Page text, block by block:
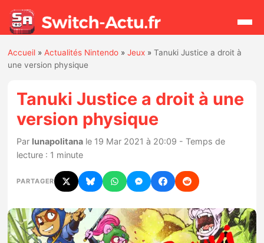
Actualités
Jeux
Hardware
Chiffres de ventes
Accueil »Actualités Nintendo »Jeux »Tanuki Justice a droit à
une version physique
Tanuki Justice a droit à une
version physique
Par lunapolitana le 19 Mar 2021 à 20:09 - Temps de
lecture : 1 minute
PARTAGER